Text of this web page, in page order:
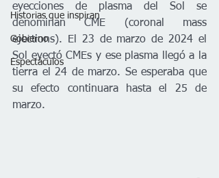
Historias que inspiran
Gobierno
Espectáculos
eyecciones de plasma del Sol se
denominan CME (coronal mass
ejections). El 23 de marzo de 2024 el
Sol eyectó CMEs y ese plasma llegó a la
tierra el 24 de marzo. Se esperaba que
su efecto continuara hasta el 25 de
marzo.